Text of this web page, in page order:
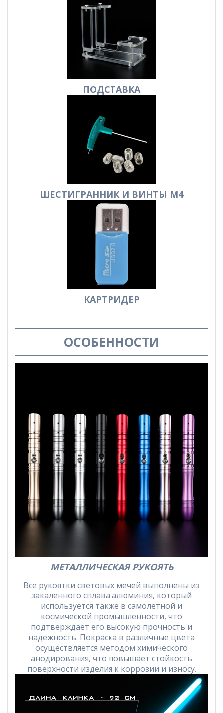
ПОДСТАВКА
ШЕСТИГРАННИК И ВИНТЫ М4
КАРТРИДЕР
ОСОБЕННОСТИ
МЕТАЛЛИЧЕСКАЯ РУКОЯТЬ
Все рукоятки световых мечей выполнены из
закаленного сплава алюминия, который
используется также в самолетной и
космической промышленности, что
подтверждает его высокую прочность и
надежность. Покраска в различные цвета
осуществляется методом химического
анодирования, что повышает стойкость
поверхности изделия к коррозии и износу.